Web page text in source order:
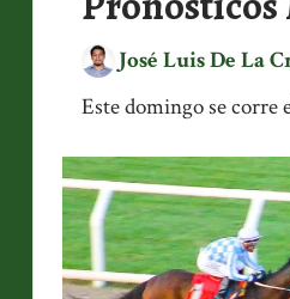
Este domingo se corre
José Luis De La